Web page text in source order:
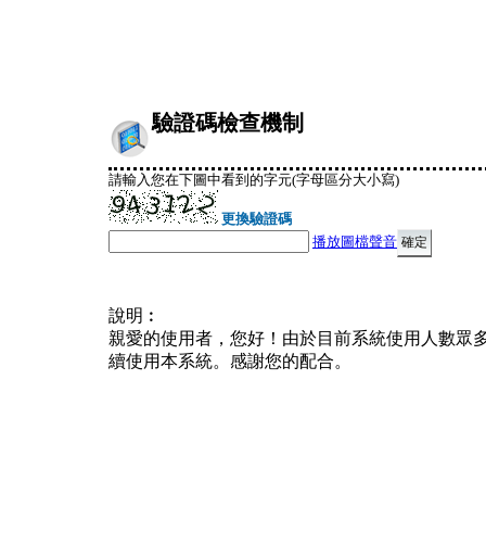
驗證碼檢查機制
請輸入您在下圖中看到的字元(字母區分大小寫)
更換驗證碼
播放圖檔聲音
說明︰
親愛的使用者，您好！由於目前系統使用人數眾
續使用本系統。感謝您的配合。